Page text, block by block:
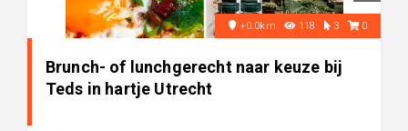
+0.0km 118 3 0
Brunch- of lunchgerecht naar keuze bij
Teds in hartje Utrecht